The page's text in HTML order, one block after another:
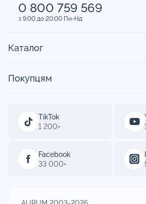
0 800 759 569
з 9:00 до 20:00 Пн-Нд
TikTok
1 200+
Facebook
33 000+
Каталог
Покупцям